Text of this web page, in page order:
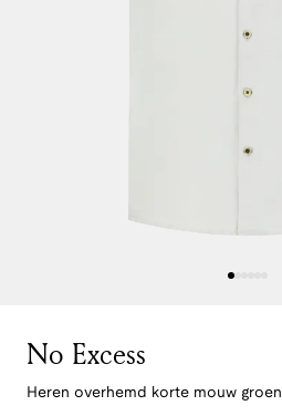
No Excess
Heren overhemd korte mouw groen